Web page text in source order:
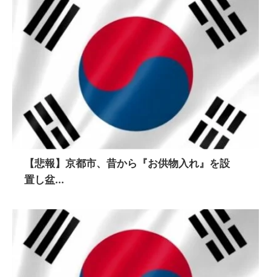
【悲報】京都市、昔から『お供物入れ』を設
置し盆...